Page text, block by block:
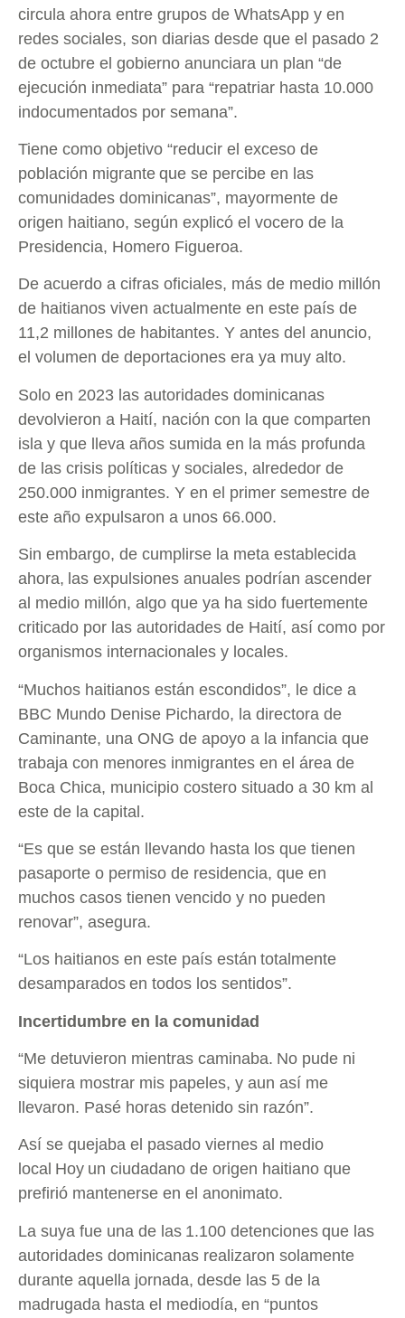
circula ahora entre grupos de WhatsApp y en
redes sociales, son diarias desde que el pasado 2
de octubre el gobierno anunciara un plan “de
ejecución inmediata” para “repatriar hasta 10.000
indocumentados por semana”.
Tiene como objetivo “reducir el exceso de
población migrante que se percibe en las
comunidades dominicanas”, mayormente de
origen haitiano, según explicó el vocero de la
Presidencia, Homero Figueroa.
De acuerdo a cifras oficiales, más de medio millón
de haitianos viven actualmente en este país de
11,2 millones de habitantes. Y antes del anuncio,
el volumen de deportaciones era ya muy alto.
Solo en 2023 las autoridades dominicanas
devolvieron a Haití, nación con la que comparten
isla y que lleva años sumida en la más profunda
de las crisis políticas y sociales, alrededor de
250.000 inmigrantes. Y en el primer semestre de
este año expulsaron a unos 66.000.
Sin embargo, de cumplirse la meta establecida
ahora, las expulsiones anuales podrían ascender
al medio millón, algo que ya ha sido fuertemente
criticado por las autoridades de Haití, así como por
organismos internacionales y locales.
“Muchos haitianos están escondidos”, le dice a
BBC Mundo Denise Pichardo, la directora de
Caminante, una ONG de apoyo a la infancia que
trabaja con menores inmigrantes en el área de
Boca Chica, municipio costero situado a 30 km al
este de la capital.
“Es que se están llevando hasta los que tienen
pasaporte o permiso de residencia, que en
muchos casos tienen vencido y no pueden
renovar”, asegura.
“Los haitianos en este país están totalmente
desamparados en todos los sentidos”.
Incertidumbre en la comunidad
“Me detuvieron mientras caminaba. No pude ni
siquiera mostrar mis papeles, y aun así me
llevaron. Pasé horas detenido sin razón”.
Así se quejaba el pasado viernes al medio
local Hoy un ciudadano de origen haitiano que
prefirió mantenerse en el anonimato.
La suya fue una de las 1.100 detenciones que las
autoridades dominicanas realizaron solamente
durante aquella jornada, desde las 5 de la
madrugada hasta el mediodía, en “puntos